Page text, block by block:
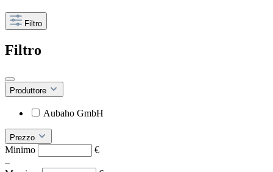
Filtro
Filtro
Produttore
Aubaho GmbH
Prezzo
Minimo
€
–